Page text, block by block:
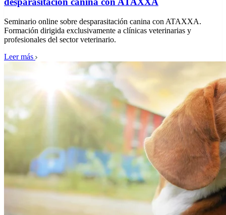
Seminario online sobre desparasitación canina con ATAXXA.
Formación dirigida exclusivamente a clínicas veterinarias y
profesionales del sector veterinario.
Leer más